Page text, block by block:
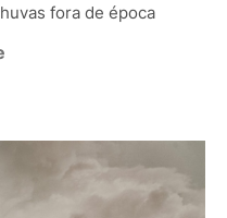
fora de época